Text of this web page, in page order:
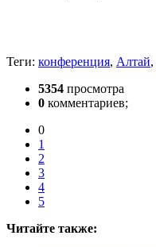
Теги: конференция, Алтай,
5354 просмотра
0 комментариев;
0
1
2
3
4
5
Читайте также: